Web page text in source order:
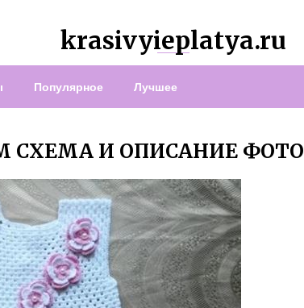
krasivyieplatya.ru
Популярное Лучшее
СХЕМА И ОПИСАНИЕ ФОТО